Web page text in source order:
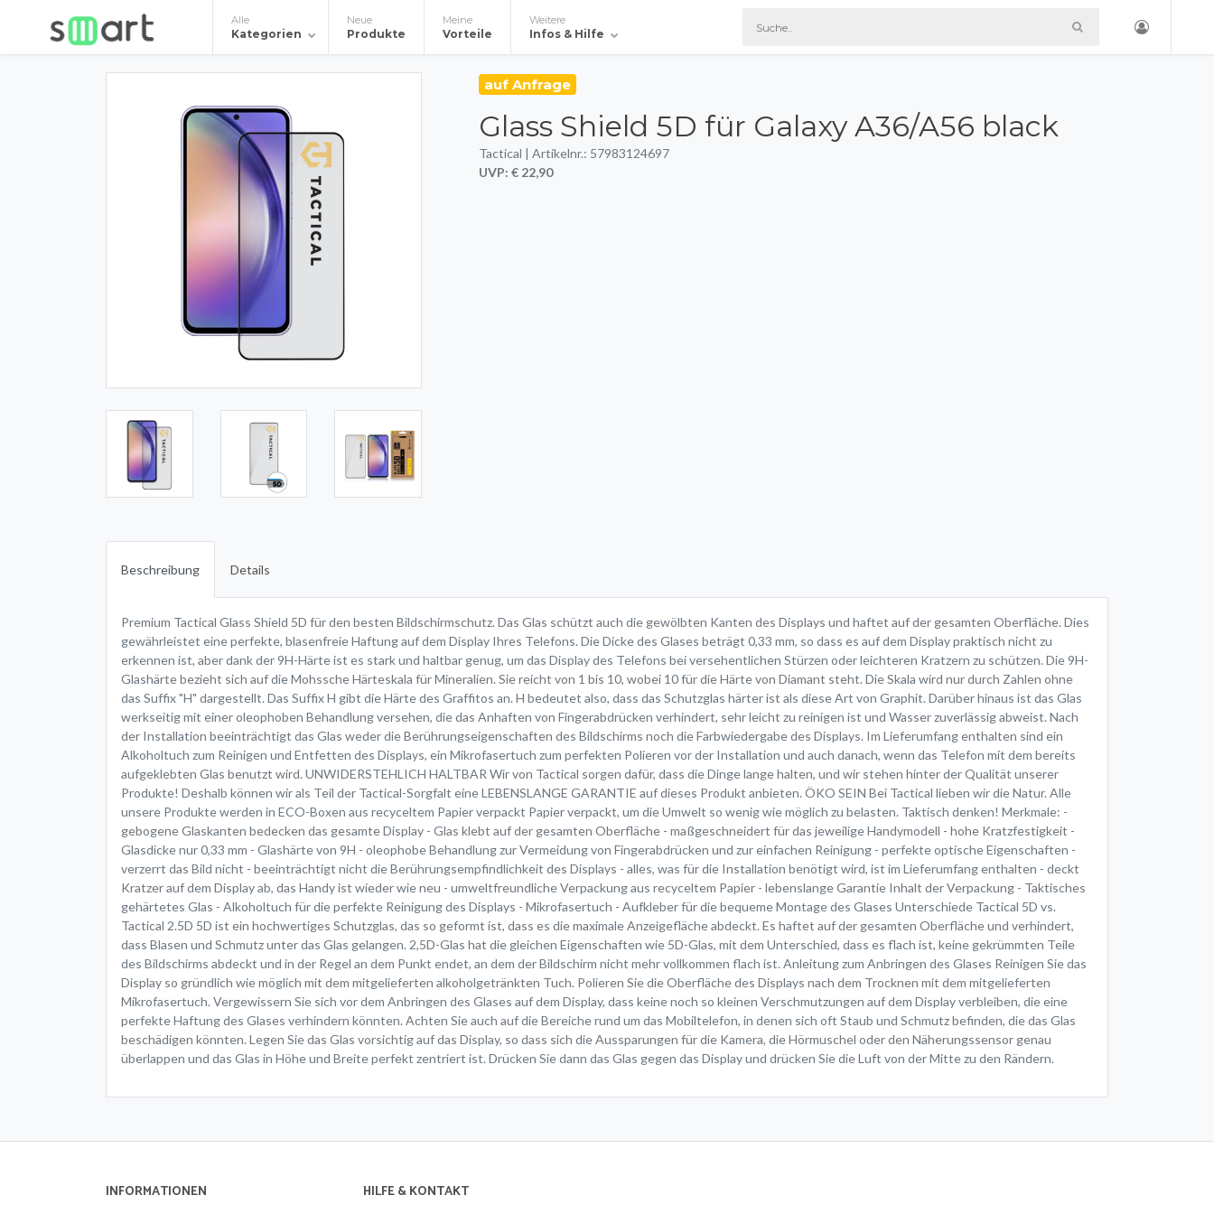
Alle
Kategorien
Neue
Produkte
Meine
Vorteile
Weitere
Infos & Hilfe
auf Anfrage
Glass Shield 5D für Galaxy A36/A56 black
Tactical | Artikelnr.: 57983124697
UVP: € 22,90
Beschreibung Details
Premium Tactical Glass Shield 5D für den besten Bildschirmschutz. Das Glas schützt auch die gewölbten Kanten des Displays und haftet auf der gesamten Oberfläche. Dies
gewährleistet eine perfekte, blasenfreie Haftung auf dem Display Ihres Telefons. Die Dicke des Glases beträgt 0,33 mm, so dass es auf dem Display praktisch nicht zu
erkennen ist, aber dank der 9H-Härte ist es stark und haltbar genug, um das Display des Telefons bei versehentlichen Stürzen oder leichteren Kratzern zu schützen. Die 9H-
Glashärte bezieht sich auf die Mohssche Härteskala für Mineralien. Sie reicht von 1 bis 10, wobei 10 für die Härte von Diamant steht. Die Skala wird nur durch Zahlen ohne
das Suffix "H" dargestellt. Das Suffix H gibt die Härte des Graffitos an. H bedeutet also, dass das Schutzglas härter ist als diese Art von Graphit. Darüber hinaus ist das Glas
werkseitig mit einer oleophoben Behandlung versehen, die das Anhaften von Fingerabdrücken verhindert, sehr leicht zu reinigen ist und Wasser zuverlässig abweist. Nach
der Installation beeinträchtigt das Glas weder die Berührungseigenschaften des Bildschirms noch die Farbwiedergabe des Displays. Im Lieferumfang enthalten sind ein
Alkoholtuch zum Reinigen und Entfetten des Displays, ein Mikrofasertuch zum perfekten Polieren vor der Installation und auch danach, wenn das Telefon mit dem bereits
aufgeklebten Glas benutzt wird. UNWIDERSTEHLICH HALTBAR Wir von Tactical sorgen dafür, dass die Dinge lange halten, und wir stehen hinter der Qualität unserer
Produkte! Deshalb können wir als Teil der Tactical-Sorgfalt eine LEBENSLANGE GARANTIE auf dieses Produkt anbieten. ÖKO SEIN Bei Tactical lieben wir die Natur. Alle
unsere Produkte werden in ECO-Boxen aus recyceltem Papier verpackt Papier verpackt, um die Umwelt so wenig wie möglich zu belasten. Taktisch denken! Merkmale: -
gebogene Glaskanten bedecken das gesamte Display - Glas klebt auf der gesamten Oberfläche - maßgeschneidert für das jeweilige Handymodell - hohe Kratzfestigkeit -
Glasdicke nur 0,33 mm - Glashärte von 9H - oleophobe Behandlung zur Vermeidung von Fingerabdrücken und zur einfachen Reinigung - perfekte optische Eigenschaften -
verzerrt das Bild nicht - beeinträchtigt nicht die Berührungsempfindlichkeit des Displays - alles, was für die Installation benötigt wird, ist im Lieferumfang enthalten - deckt
Kratzer auf dem Display ab, das Handy ist wieder wie neu - umweltfreundliche Verpackung aus recyceltem Papier - lebenslange Garantie Inhalt der Verpackung - Taktisches
gehärtetes Glas - Alkoholtuch für die perfekte Reinigung des Displays - Mikrofasertuch - Aufkleber für die bequeme Montage des Glases Unterschiede Tactical 5D vs.
Tactical 2.5D 5D ist ein hochwertiges Schutzglas, das so geformt ist, dass es die maximale Anzeigefläche abdeckt. Es haftet auf der gesamten Oberfläche und verhindert,
dass Blasen und Schmutz unter das Glas gelangen. 2,5D-Glas hat die gleichen Eigenschaften wie 5D-Glas, mit dem Unterschied, dass es flach ist, keine gekrümmten Teile
des Bildschirms abdeckt und in der Regel an dem Punkt endet, an dem der Bildschirm nicht mehr vollkommen flach ist. Anleitung zum Anbringen des Glases Reinigen Sie das
Display so gründlich wie möglich mit dem mitgelieferten alkoholgetränkten Tuch. Polieren Sie die Oberfläche des Displays nach dem Trocknen mit dem mitgelieferten
Mikrofasertuch. Vergewissern Sie sich vor dem Anbringen des Glases auf dem Display, dass keine noch so kleinen Verschmutzungen auf dem Display verbleiben, die eine
perfekte Haftung des Glases verhindern könnten. Achten Sie auch auf die Bereiche rund um das Mobiltelefon, in denen sich oft Staub und Schmutz befinden, die das Glas
beschädigen könnten. Legen Sie das Glas vorsichtig auf das Display, so dass sich die Aussparungen für die Kamera, die Hörmuschel oder den Näherungssensor genau
überlappen und das Glas in Höhe und Breite perfekt zentriert ist. Drücken Sie dann das Glas gegen das Display und drücken Sie die Luft von der Mitte zu den Rändern.
INFORMATIONEN HILFE & KONTAKT